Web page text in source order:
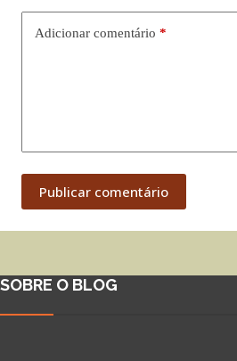
Adicionar comentário *
Publicar comentário
SOBRE O BLOG